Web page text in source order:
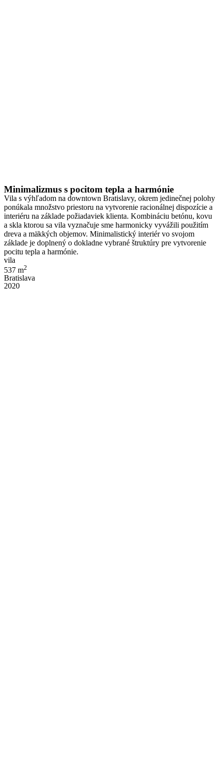
Minimalizmus s pocitom tepla a harmónie
Vila s výhľadom na downtown Bratislavy, okrem jedinečnej polohy
ponúkala množstvo priestoru na vytvorenie racionálnej dispozície a
interiéru na základe požiadaviek klienta. Kombináciu betónu, kovu
a skla ktorou sa vila vyznačuje sme harmonicky vyvážili použitím
dreva a mäkkých objemov. Minimalistický interiér vo svojom
základe je doplnený o dokladne vybrané štruktúry pre vytvorenie
pocitu tepla a harmónie.
vila
537 m2
Bratislava
2020